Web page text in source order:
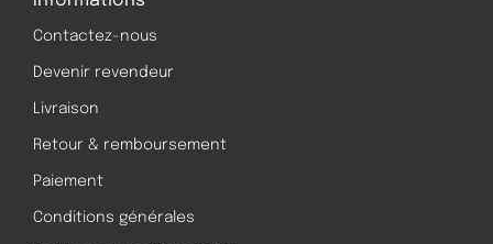
Contactez-nous
Devenir revendeur
Livraison
Retour & remboursement
Paiement
Conditions générales